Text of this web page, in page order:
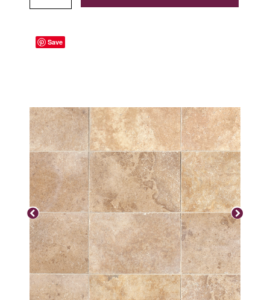
Save